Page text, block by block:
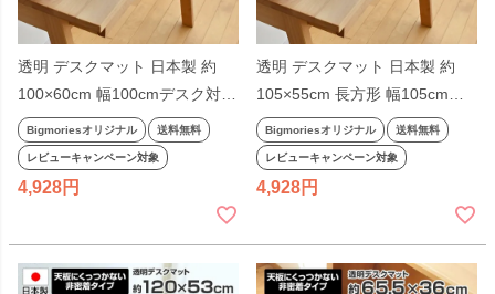
透明 デスクマット 日本製 約
100×60cm 幅100cmデスク対応
厚さ1mm 長方形 学習机 スティ
ック Stick 杉工場 無地 非密着
すべり止めシール付き ビッグモ
Bigmoriesオリジナル 送料無料
レビューキャンペーン対象
4,928
透明 デスクマット 日本製 約
105×55cm 長方形 幅105cm
105cm幅 学習机 事務机 厚さ
1mm 非密着タイプ 無地 奥行
55cm 透明マット ビッグモリー
Bigmoriesオリジナル 送料無料
レビューキャンペーン対象
4,928